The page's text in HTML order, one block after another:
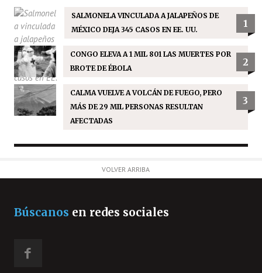
SALMONELA VINCULADA A JALAPEÑOS DE
MÉXICO DEJA 345 CASOS EN EE. UU.
1
CONGO ELEVA A 1 MIL 801 LAS MUERTES POR
BROTE DE ÉBOLA
2
CALMA VUELVE A VOLCÁN DE FUEGO, PERO
MÁS DE 29 MIL PERSONAS RESULTAN
AFECTADAS
3
VOLVER ARRIBA
Búscanos en redes sociales